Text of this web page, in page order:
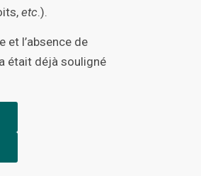
etc.).
et l’absence de
était déjà souligné